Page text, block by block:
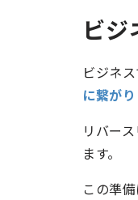
ビ
ビジネ
に繋が
リバー
ます。
この準